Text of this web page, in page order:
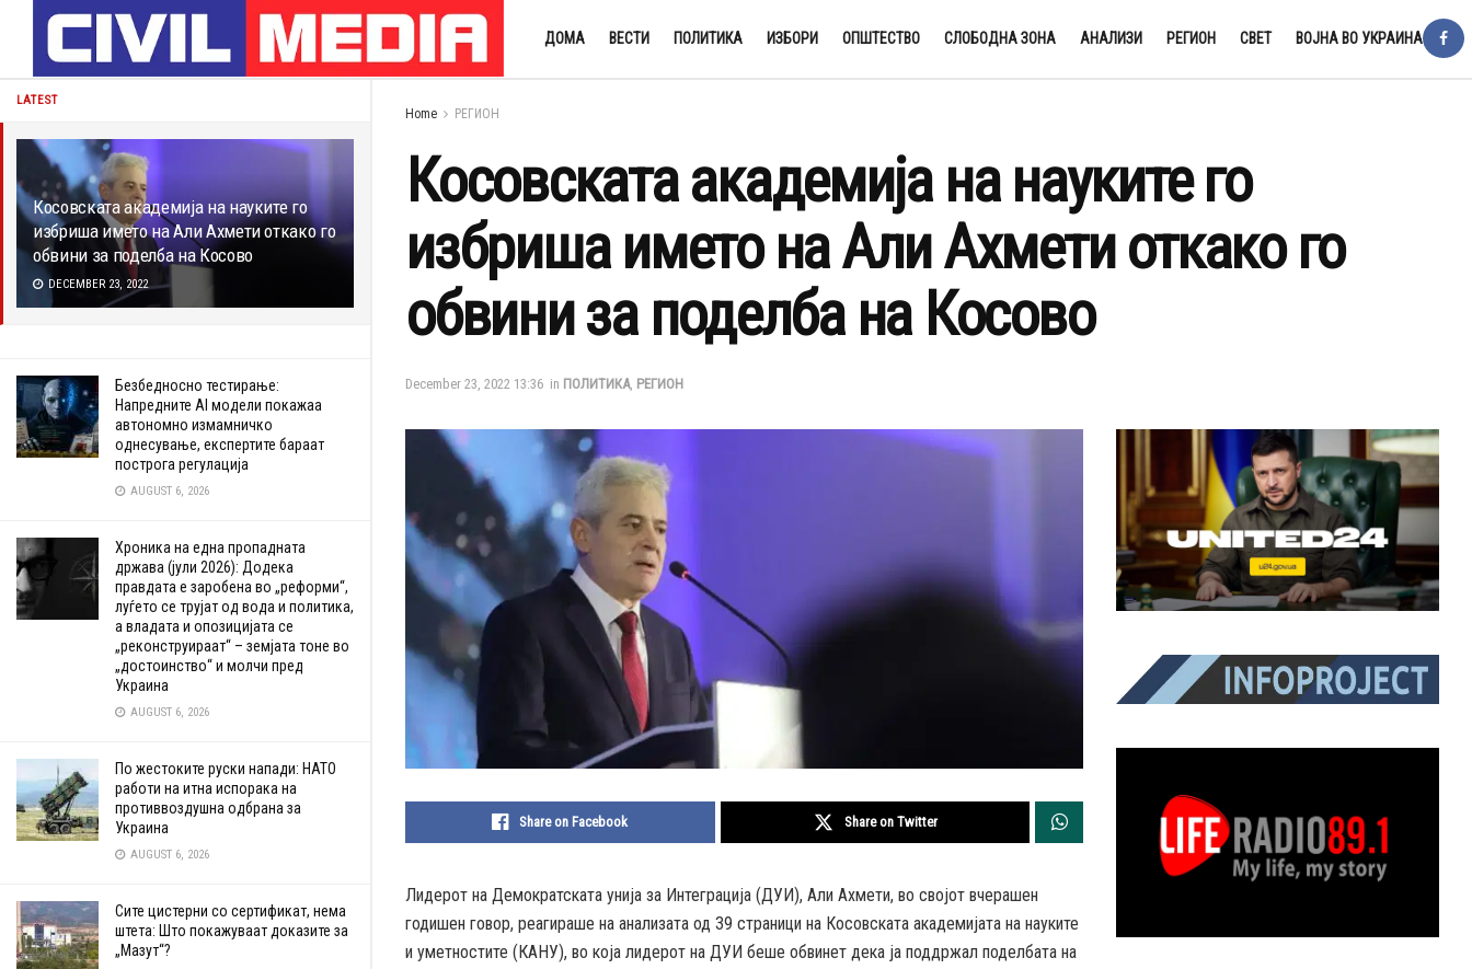
LATEST
Косовската академија на науките го
избриша името на Али Ахмети откако го
обвини за поделба на Косово
DECEMBER 23, 2022
Безбедносно тестирање:
Напредните AI модели покажаа
автономно измамничко
однесување, експертите бараат
построга регулација
AUGUST 6, 2026
Хроника на една пропадната
држава (јули 2026): Додека
правдата е заробена во „реформи“,
луѓето се трујат од вода и политика,
а владата и опозицијата се
„реконструираат“ – земјата тоне во
„достоинство“ и молчи пред
Украина
AUGUST 6, 2026
По жестоките руски напади: НАТО
работи на итна испорака на
противвоздушна одбрана за
Украина
AUGUST 6, 2026
Сите цистерни со сертификат, нема
штета: Што покажуваат доказите за
„Мазут“?
ДОМА ВЕСТИ ПОЛИТИКА ИЗБОРИ ОПШТЕСТВО СЛОБОДНА ЗОНА АНАЛИЗИ РЕГИОН СВЕТ ВОЈНА ВО УКРАИНА
Home РЕГИОН
Косовската академија на науките го
избриша името на Али Ахмети откако го
обвини за поделба на Косово
December 23, 2022 13:36 in ПОЛИТИКА, РЕГИОН
Share on Facebook Share on Twitter
Лидерот на Демократската унија за Интеграција (ДУИ), Али Ахмети, во својот вчерашен
годишен говор, реагираше на анализата од 39 страници на Косовската академијата на науките
и уметностите (КАНУ), во која лидерот на ДУИ беше обвинет дека ја поддржал поделбата на